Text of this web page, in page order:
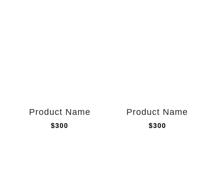
Product Name
$300
Product Name
$300